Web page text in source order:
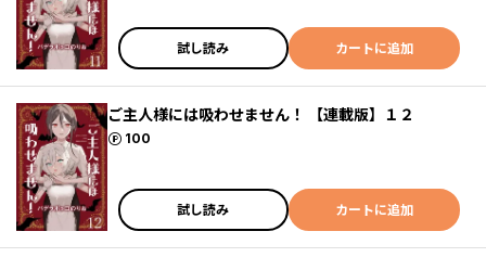
試し読み カートに追加
ご主人様には吸わせません！ 【連載版】１２
100
ポイント
試し読み カートに追加